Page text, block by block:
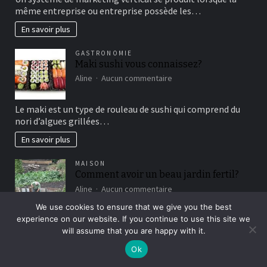
fonctionne
le
même entreprise ou entreprise possède les…
En savoir plus
GASTRONOMIE
Maki sushi vous connaissez?
Aline Aucun commentaire
vous
Le maki est un type de rouleau de sushi qui comprend du
nori d’algues grillées…
En savoir plus
MAISON
Comment avoir un beau jardin fertil?
Aline Aucun commentaire
avoir
un
beau
Le terreau argileux est un mélange de sol qui contient plus
d’argile que d’autres types…
We use cookies to ensure that we give you the best
experience on our website. If you continue to use this site we
will assume that you are happy with it.
Ok